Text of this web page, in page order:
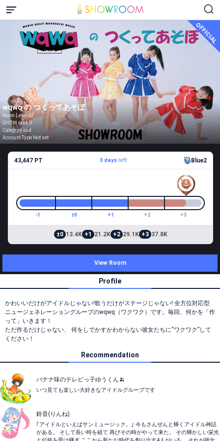
OFFICIAL
wqwq の つくってあそぼ
Room Level 63
SHOW rank B
Category idol
Account Type Not set
43,447 PT 3 days left Blue2
-1 ±0 +1 +2 +3
±0 13.4K +1 21.2K +2 29.1K +3 37.8K
View Room
Profile
かわいいだけがアイドルじゃない!歌うだけがステージじゃない! 全方位対応型
ニュージェネレーショングループのwqwq（ワクワク）です。毎回、何かを「作
って」いきます！
ただ作るだけじゃない、 何をしでかすかわからない彼女たちに“ワクワク”して
ください！
Recommendation
バナナ味のテレビっ子ゆうくん🍌
いつ見ても楽しい大好きなアイドルグループです
鈴音(りんね)
｢アイドルといえばサンミュージック。｣ 今もさんぜんと輝くアイドル神話
がある。 そして長い時を経て 再びその時がやって来た。 その輝かしい栄光